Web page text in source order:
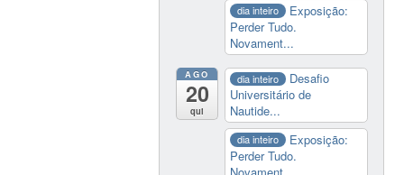
dia inteiro
Exposição:
Perder Tudo.
Novament...
AGO
20
qui
dia inteiro
Desafio
Universitário de
Nautide...
dia inteiro
Exposição:
Perder Tudo.